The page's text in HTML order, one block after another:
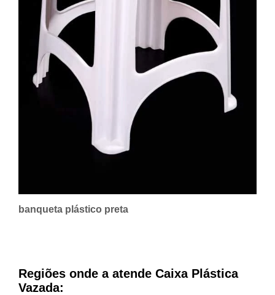
banqueta plástico preta
Regiões onde a atende Caixa Plástica
Vazada: